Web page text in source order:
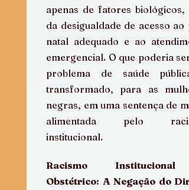
apenas de fatores biológicos,
da desigualdade de acesso ao
natal adequado e ao
emergencial. O que poderia ser
problema de saúde
transformado, para as
negras, em uma sentença de
alimentada pelo
institucional.
Racismo
Obstétrico: A Negação do